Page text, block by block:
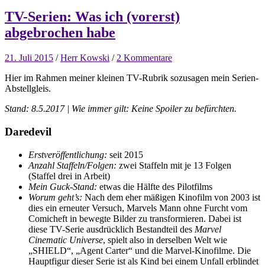
TV-Serien: Was ich (vorerst)
abgebrochen habe
21. Juli 2015 /Herr Kowski / 2 Kommentare
Hier im Rahmen meiner kleinen TV-Rubrik sozusagen mein Serien-
Abstellgleis.
Stand: 8.5.2017 | Wie immer gilt: Keine Spoiler zu befürchten.
Daredevil
Erstveröffentlichung: seit 2015
Anzahl Staffeln/Folgen: zwei Staffeln mit je 13 Folgen
(Staffel drei in Arbeit)
Mein Guck-Stand: etwas die Hälfte des Pilotfilms
Worum geht’s: Nach dem eher mäßigen Kinofilm von 2003 ist
dies ein erneuter Versuch, Marvels Mann ohne Furcht vom
Comicheft in bewegte Bilder zu transformieren. Dabei ist
diese TV-Serie ausdrücklich Bestandteil des Marvel
Cinematic Universe, spielt also in derselben Welt wie
„SHIELD“, „Agent Carter“ und die Marvel-Kinofilme. Die
Hauptfigur dieser Serie ist als Kind bei einem Unfall erblindet